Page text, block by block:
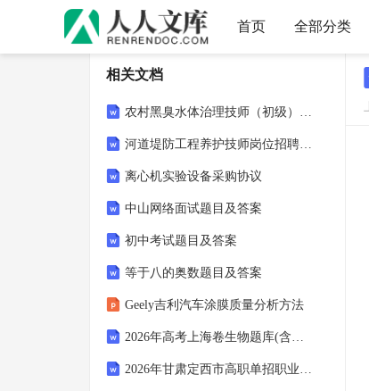
首页 全部分类
相关文档
农村黑臭水体治理技师（初级）考试试卷及答案
河道堤防工程养护技师岗位招聘考试试卷及答案
离心机实验设备采购协议
中山网络面试题目及答案
初中考试题目及答案
等于八的奥数题目及答案
Geely吉利汽车涂膜质量分析方法
2026年高考上海卷生物题库(含答案)
2026年甘肃定西市高职单招职业适应性测试试题含答案